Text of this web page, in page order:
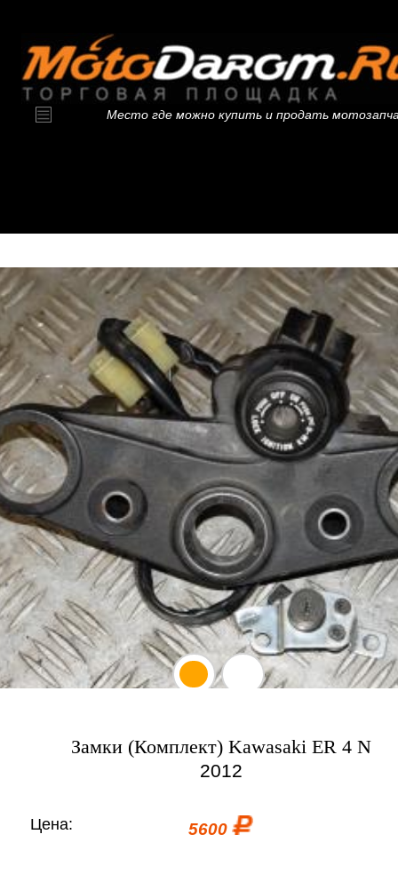
Место где можно купить и продать
Замки (Комплект) Kawasaki ER 4 N
2012
Цена: 5600